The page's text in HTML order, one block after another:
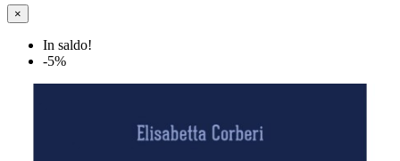
×
In saldo!
-5%